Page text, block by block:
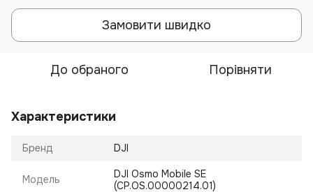
Замовити швидко
До обраного Порівняти
Характеристики
Бренд DJI
Модель
DJI Osmo Mobile SE
(CP.OS.00000214.01)